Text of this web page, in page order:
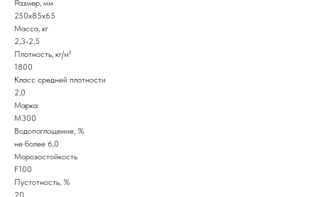
Размер, мм
250x85x65
Масса, кг
2,3-2,5
Плотность, кг/м³
1800
Класс средней плотности
2,0
Марка
М300
Водопоглощение, %
не более 6,0
Морозостойкость
F100
Пустотность, %
20